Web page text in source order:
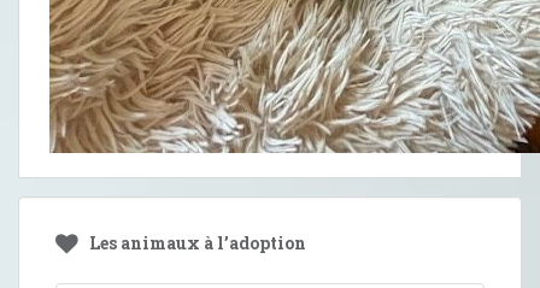
Les animaux à l’adoption